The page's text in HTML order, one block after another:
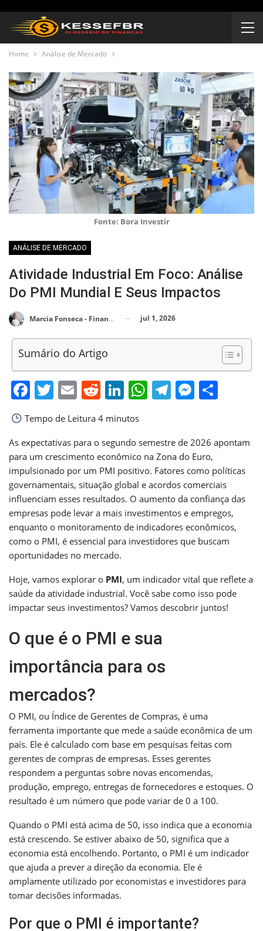
Home Análise de Mercado
Fonte: Bora Investir
ANÁLISE DE MERCADO
Atividade Industrial Em Foco: Análise
Do PMI Mundial E Seus Impactos
Marcia Fonseca - Financial Consultant jul 1, 2026
Sumário do Artigo
Facebook
Twitter
EmailReddit
LinkedIn
WhatsApp
Telegram
Tempo de Leitura 4 minutos
As expectativas para o segundo semestre de 2026 apontam
para um crescimento econômico na Zona do Euro,
impulsionado por um PMI positivo. Fatores como políticas
governamentais, situação global e acordos comerciais
influenciam esses resultados. O aumento da confiança das
empresas pode levar a mais investimentos e empregos,
enquanto o monitoramento de indicadores econômicos,
como o PMI, é essencial para investidores que buscam
oportunidades no mercado.
Hoje, vamos explorar o PMI, um indicador vital que reflete a
saúde da atividade industrial. Você sabe como isso pode
impactar seus investimentos? Vamos descobrir juntos!
O que é o PMI e sua
importância para os
mercados?
O PMI, ou Índice de Gerentes de Compras, é uma
ferramenta importante que mede a saúde econômica de um
país. Ele é calculado com base em pesquisas feitas com
gerentes de compras de empresas. Esses gerentes
respondem a perguntas sobre novas encomendas,
produção, emprego, entregas de fornecedores e estoques. O
resultado é um número que pode variar de 0 a 100.
Quando o PMI está acima de 50, isso indica que a economia
está crescendo. Se estiver abaixo de 50, significa que a
economia está encolhendo. Portanto, o PMI é um indicador
que ajuda a prever a direção da economia. Ele é
amplamente utilizado por economistas e investidores para
tomar decisões informadas.
Por que o PMI é importante?